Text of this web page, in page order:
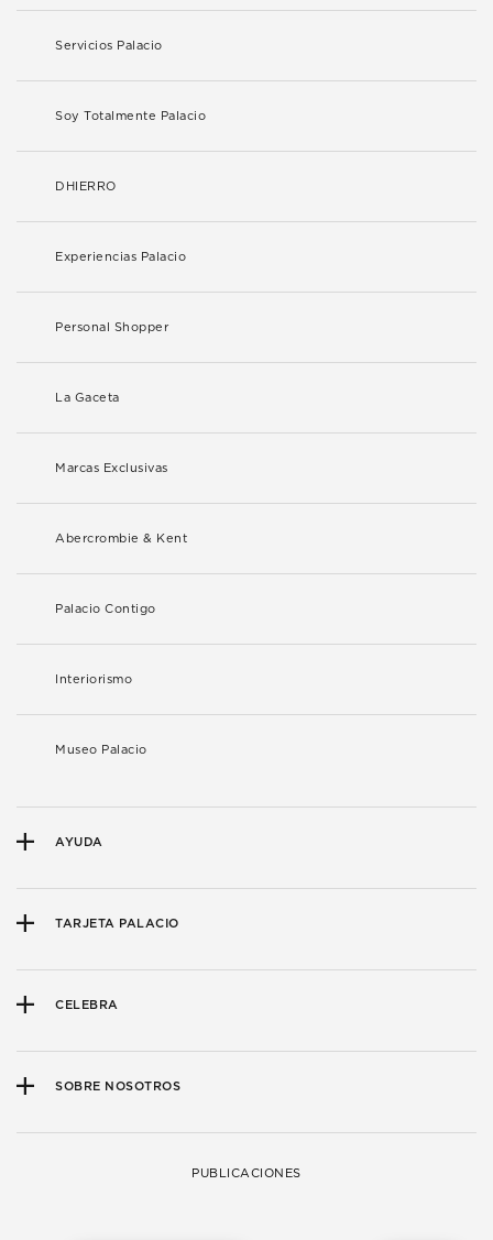
Servicios Palacio
Soy Totalmente Palacio
DHIERRO
Experiencias Palacio
Personal Shopper
La Gaceta
Marcas Exclusivas
Abercrombie & Kent
Palacio Contigo
Interiorismo
Museo Palacio
AYUDA
TARJETA PALACIO
CELEBRA
SOBRE NOSOTROS
PUBLICACIONES